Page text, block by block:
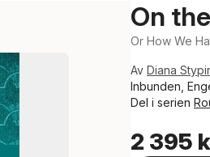
On
Or How We
Av Diana
Inbunden,
Del i serien
2 395